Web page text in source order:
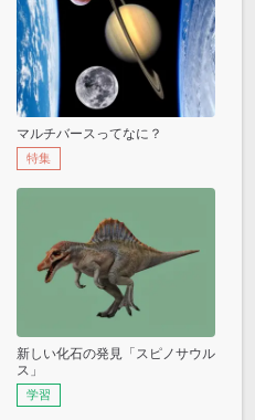
マルチバースってなに？
特集
新しい化石の発見「スピノサウル
ス」
学習